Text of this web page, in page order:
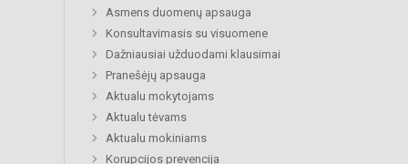
Asmens duomenų apsauga
Konsultavimasis su visuomene
Dažniausiai užduodami klausimai
Pranešėjų apsauga
Aktualu mokytojams
Aktualu tėvams
Aktualu mokiniams
Korupcijos prevencija